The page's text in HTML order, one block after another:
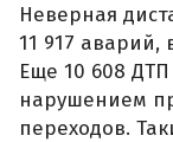
Неверная
11 917 аварий,
Еще 10 608
нарушением
переходов.